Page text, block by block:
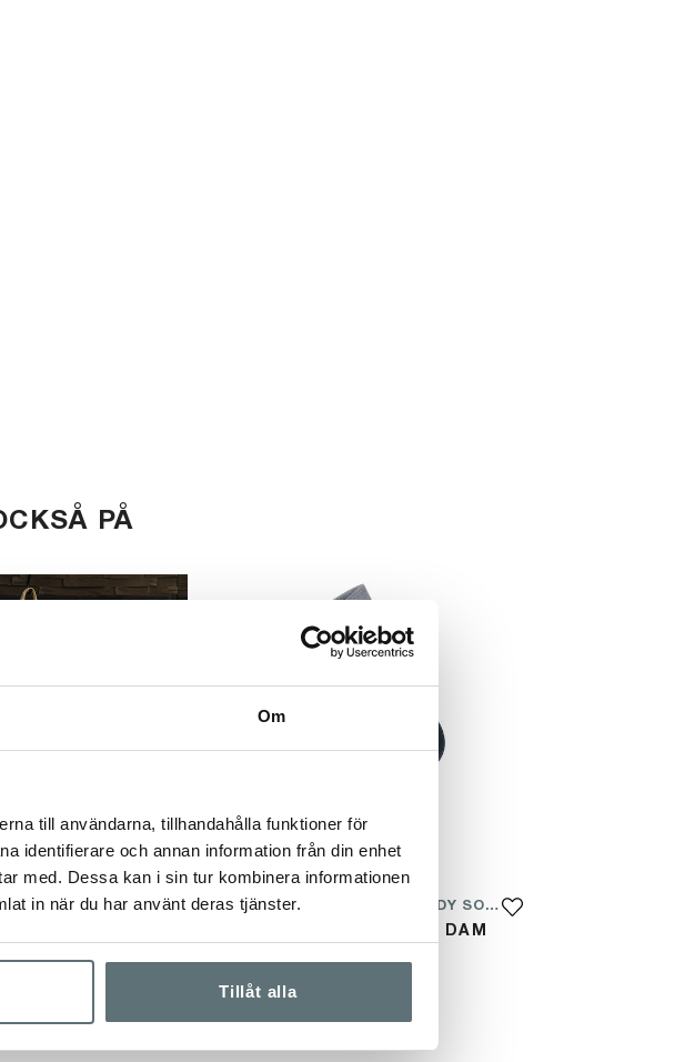
Om
till användarna, tillhandahålla funktioner för
identifierare och annan information från din enhet
med. Dessa kan i sin tur kombinera informationen
in när du har använt deras tjänster.
Tillåt alla
PÅ
& FIN MEINDL MT6 MERINO LADY SOCK
VANDRING "MERINO" DAM